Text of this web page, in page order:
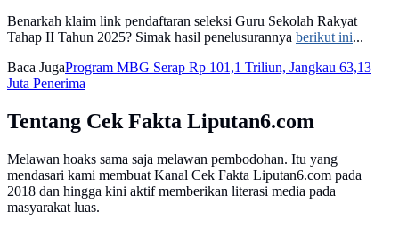
Benarkah klaim link pendaftaran seleksi Guru Sekolah Rakyat
Tahap II Tahun 2025? Simak hasil penelusurannya berikut ini...
Baca JugaProgram MBG Serap Rp 101,1 Triliun, Jangkau 63,13
Juta Penerima
Tentang Cek Fakta Liputan6.com
Melawan hoaks sama saja melawan pembodohan. Itu yang
mendasari kami membuat Kanal Cek Fakta Liputan6.com pada
2018 dan hingga kini aktif memberikan literasi media pada
masyarakat luas.